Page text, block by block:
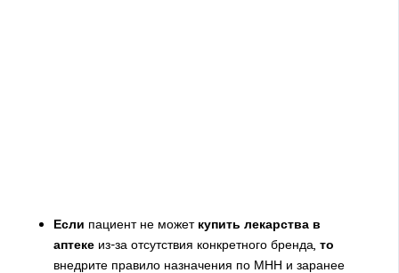
Если пациент не может купить лекарства в
аптекеиз-за отсутствия конкретного бренда, то
внедрите правило назначения по МНН и заранее